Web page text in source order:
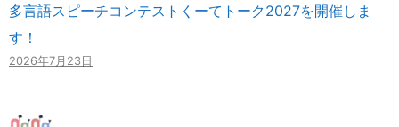
多言語スピーチコンテストくーてトーク2027を開催しま
す！
2026年7月23日